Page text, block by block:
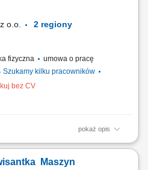
urządzeń. Monitorowanie
o.o.
fizyczna
umowa o pracę
Szukamy kilku pracowników
bez CV
pokaż opis
do oczyszczania wody; obsługa
Maszyn